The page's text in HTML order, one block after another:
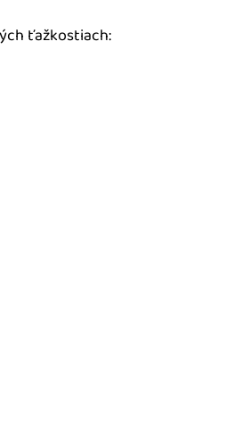
ťažkostiach: